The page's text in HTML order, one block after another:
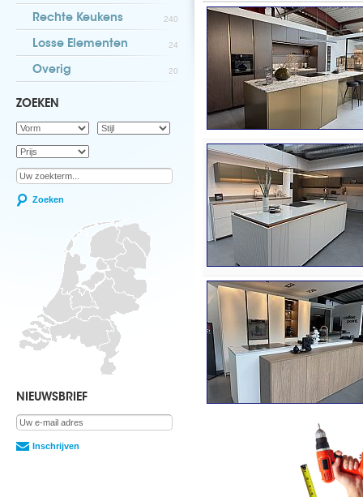
Rechte Keukens 240
Losse Elementen 24
Overig 20
ZOEKEN
Zoeken
NIEUWSBRIEF
Inschrijven